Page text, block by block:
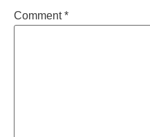
Comment*